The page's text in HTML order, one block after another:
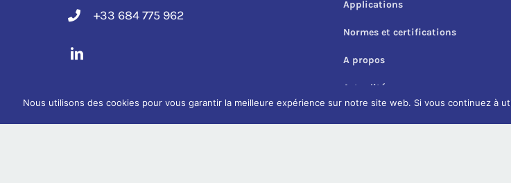
+33 684 775 962
Applications
Normes et certifications
A propos
Actualités
Nous utilisons des cookies pour vous garantir la meilleure expérience sur notre site web. Si vous continuez à